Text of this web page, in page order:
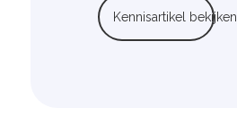
Kennisartikel bekijken